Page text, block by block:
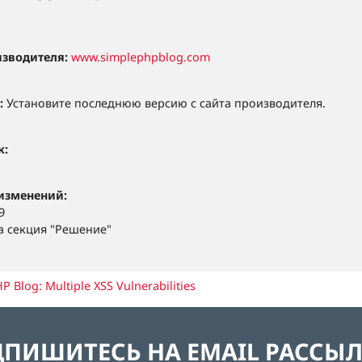
www.simplephpblog.com
Установите последнюю версию с сайта производителя.
секция "Решение"
Blog: Multiple XSS Vulnerabilities
НА EMAIL